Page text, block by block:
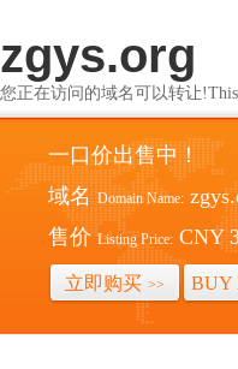
zgys.org
您正在访问的域名可以转让!This
一口价出售中！
域名 Domain Name:
售价 Listing Price: CNY
立即购买 >> BUY